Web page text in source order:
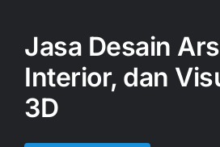
Jasa Desain
Interior, dan
3D